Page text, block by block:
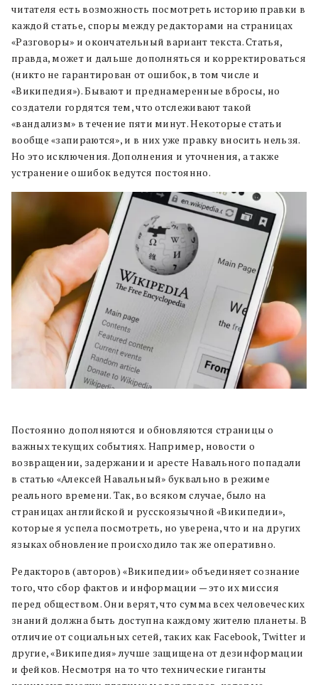
читателя есть возможность посмотреть историю правки в
каждой статье, споры между редакторами на страницах
«Разговоры» и окончательный вариант текста. Статья,
правда, может и дальше дополняться и корректироваться
(никто не гарантирован от ошибок, в том числе и
«Википедия»). Бывают и преднамеренные вбросы, но
создатели гордятся тем, что отслеживают такой
«вандализм» в течение пяти минут. Некоторые статьи
вообще «запираются», и в них уже правку вносить нельзя.
Но это исключения. Дополнения и уточнения, а также
устранение ошибок ведутся постоянно.
Постоянно дополняются и обновляются страницы о
важных текущих событиях. Например, новости о
возвращении, задержании и аресте Навального попадали
в статью «Алексей Навальный» буквально в режиме
реального времени. Так, во всяком случае, было на
страницах английской и русскоязычной «Википедии»,
которые я успела посмотреть, но уверена, что и на других
языках обновление происходило так же оперативно.
Редакторов (авторов) «Википедии» объединяет сознание
того, что сбор фактов и информации — это их миссия
перед обществом. Они верят, что сумма всех человеческих
знаний должна быть доступна каждому жителю планеты. В
отличие от социальных сетей, таких как Facebook, Twitter и
другие, «Википедия» лучше защищена от дезинформации
и фейков. Несмотря на то что технические гиганты